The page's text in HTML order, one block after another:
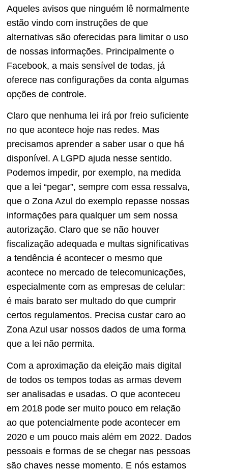
Aqueles avisos que ninguém lê normalmente
estão vindo com instruções de que
alternativas são oferecidas para limitar o uso
de nossas informações. Principalmente o
Facebook, a mais sensível de todas, já
oferece nas configurações da conta algumas
opções de controle.
Claro que nenhuma lei irá por freio suficiente
no que acontece hoje nas redes. Mas
precisamos aprender a saber usar o que há
disponível. A LGPD ajuda nesse sentido.
Podemos impedir, por exemplo, na medida
que a lei “pegar”, sempre com essa ressalva,
que o Zona Azul do exemplo repasse nossas
informações para qualquer um sem nossa
autorização. Claro que se não houver
fiscalização adequada e multas significativas
a tendência é acontecer o mesmo que
acontece no mercado de telecomunicações,
especialmente com as empresas de celular:
é mais barato ser multado do que cumprir
certos regulamentos. Precisa custar caro ao
Zona Azul usar nossos dados de uma forma
que a lei não permita.
Com a aproximação da eleição mais digital
de todos os tempos todas as armas devem
ser analisadas e usadas. O que aconteceu
em 2018 pode ser muito pouco em relação
ao que potencialmente pode acontecer em
2020 e um pouco mais além em 2022. Dados
pessoais e formas de se chegar nas pessoas
são chaves nesse momento. E nós estamos